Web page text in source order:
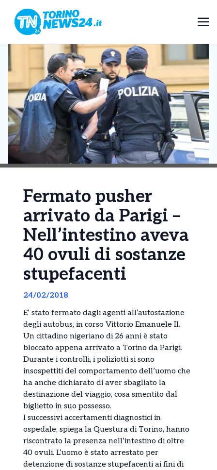
Fermato pusher
arrivato da Parigi –
Nell’intestino aveva
40 ovuli di sostanze
stupefacenti
24/02/2018
E’ stato fermato dagli agenti all’autostazione
degli autobus, in corso Vittorio Emanuele II.
Un cittadino nigeriano di 26 anni è stato
bloccato appena arrivato a Torino da Parigi.
Durante i controlli, i poliziotti si sono
insospettiti del comportamento dell’uomo che
ha anche dichiarato di aver sbagliato la
destinazione del viaggio, cosa smentito dal
biglietto in suo possesso.
I successivi accertamenti diagnostici in
ospedale, spiega la Questura di Torino, hanno
riscontrato la presenza nell’intestino di oltre
40 ovuli. L’uomo è stato arrestato per
detenzione di sostanze stupefacenti ai fini di